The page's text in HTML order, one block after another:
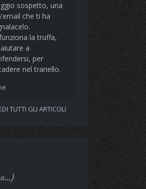
sospetto, una
che ti ha
la truffa,
a
per
nel tranello.
TUTTI GLI ARTICOLI